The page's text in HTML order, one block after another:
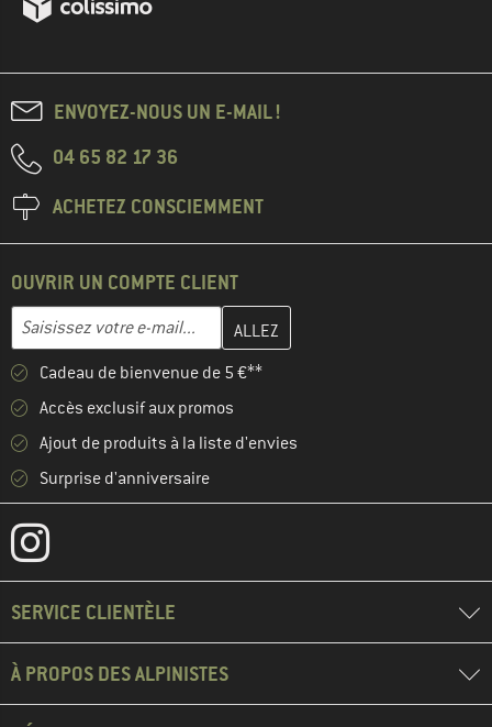
ENVOYEZ-NOUS UN E-MAIL !
04 65 82 17 36
ACHETEZ CONSCIEMMENT
OUVRIR UN COMPTE CLIENT
Adresse e-mail
Entrez votre adresse e-mail ici et créez votre compte client à la
Cadeau de bienvenue de 5 €**
Accès exclusif aux promos
Ajout de produits à la liste d'envies
Surprise d'anniversaire
SERVICE CLIENTÈLE
À PROPOS DES ALPINISTES